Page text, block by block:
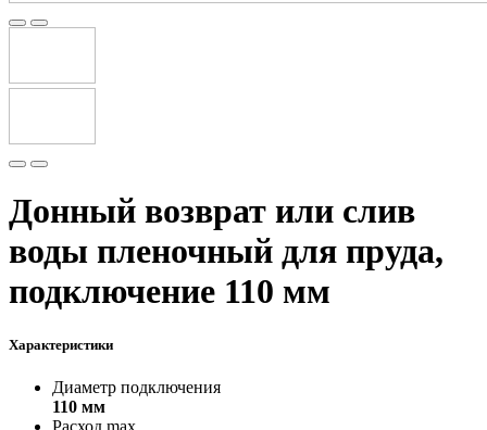
Донный возврат или слив
воды пленочный для пруда,
подключение 110 мм
Характеристики
Диаметр подключения
110 мм
Расход max